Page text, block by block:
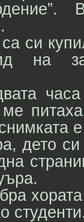
си
на
дето си